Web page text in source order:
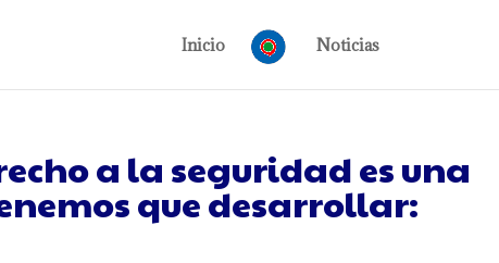
Inicio Noticias
a la seguridad es una
que desarrollar: